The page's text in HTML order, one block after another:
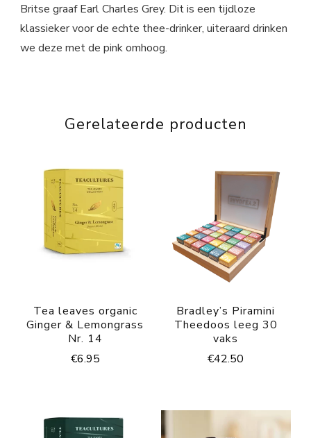
Britse graaf Earl Charles Grey. Dit is een tijdloze
klassieker voor de echte thee-drinker, uiteraard drinken
we deze met de pink omhoog.
Gerelateerde producten
Tea leaves organic
Ginger & Lemongrass
Nr. 14
€6.95
Bradley’s Piramini
Theedoos leeg 30
vaks
€42.50